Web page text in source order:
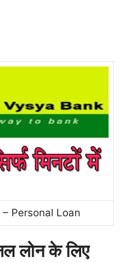
Personal Loan
लोन के लिए